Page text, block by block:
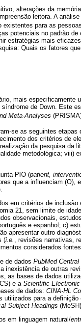
alterações da
leitora. A
para as
potenciais no padrão
estratégias mais
Quais os fatores
mais especificamente
de Down. Este
Meta-Analyses
se as seguintes etapas
dos critérios de
da pesquisa da
metodológica; viii)
PIO (patient,
que a influenciam (O),
em critérios de
21, sem limite de
observacionais,
e espanhol; c)
apresentar outro
(i.e. , revisões narrativas,
considerados
de dados PubMed Central
inexistência de outras
as bases de dados
e a Scientific
de dados: CINA-HL
utilizados para a
Subject Headings
em linguagem natural/